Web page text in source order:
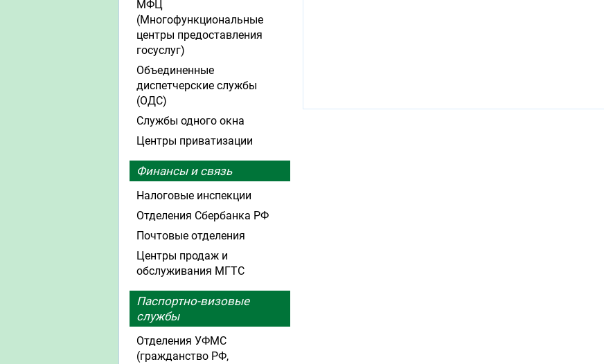
МФЦ
(Многофункциональные
центры предоставления
госуслуг)
Объединенные
диспетчерские службы
(ОДС)
Службы одного окна
Центры приватизации
Финансы и связь
Налоговые инспекции
Отделения Сбербанка РФ
Почтовые отделения
Центры продаж и
обслуживания МГТС
Паспортно-визовые
службы
Отделения УФМС
(гражданство РФ,